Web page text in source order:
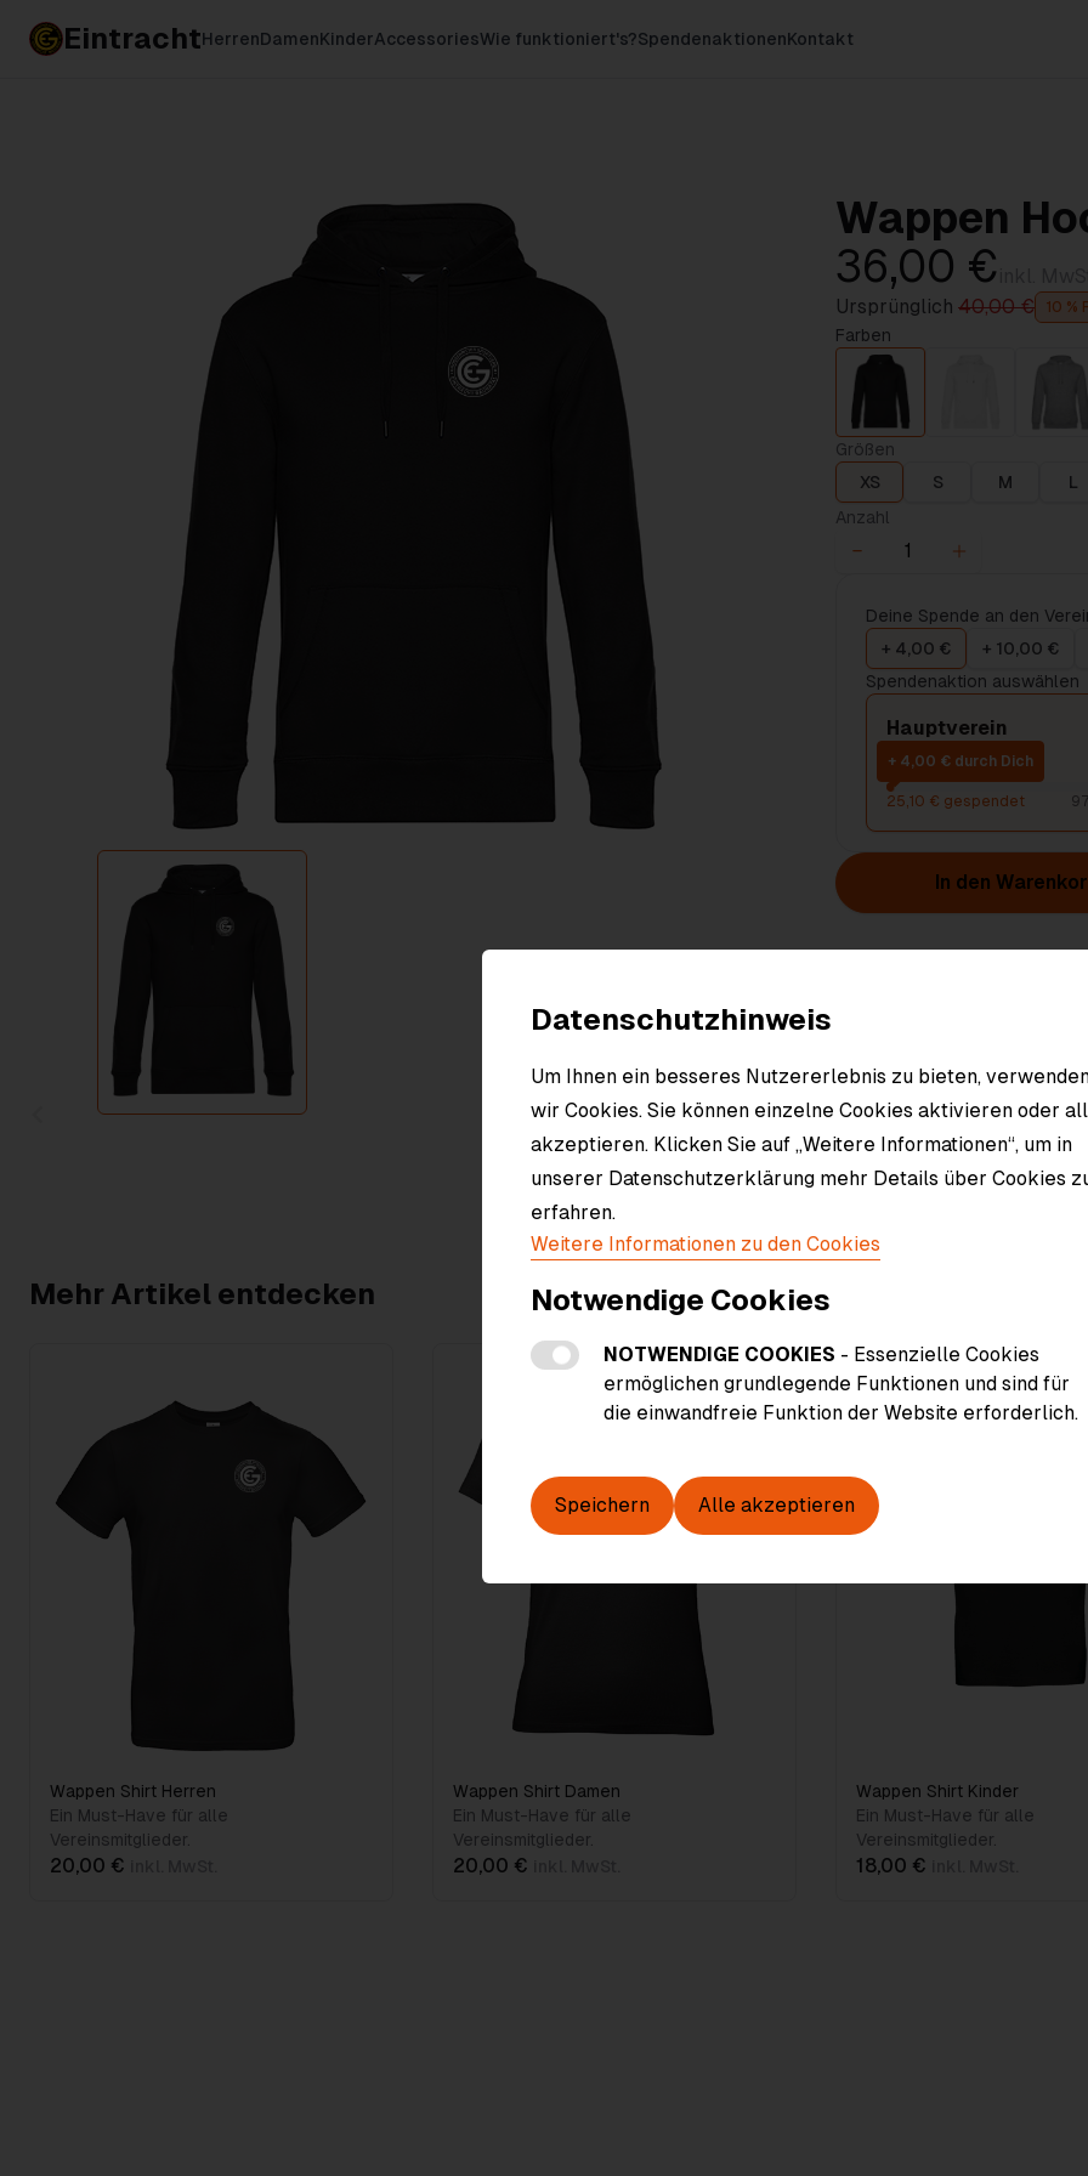
Datenschutzhinweis
Um Ihnen ein besseres Nutzererlebnis zu bieten,
wir Cookies. Sie können einzelne Cookies aktivieren oder
akzeptieren. Klicken Sie auf „Weitere Informationen“, um in
unserer Datenschutzerklärung mehr Details über Cookies
erfahren.
Weitere Informationen zu den Cookies
Notwendige Cookies
NOTWENDIGE COOKIES - Essenzielle Cookies
ermöglichen grundlegende Funktionen und sind für
die einwandfreie Funktion der Website erforderlich.
Speichern Alle akzeptieren
EintrachtHerrenDamenKinderAccessoriesWie funktioniert's?SpendenaktionenKontakt
Wappen
36,00 €
Ursprünglich 40,00 € 10 %
Farben
Größen
XS
S M
L
Anzahl
Deine Spende an den
+ 4,00 €
+ 10,00 €
Spendenaktion auswählen
Hauptverein
+ 4,00 € durch Dich
25,10 € gespendet
In den
Material
Mehr Artikel entdecken
Wappen Shirt Herren
Ein Must-Have für alle
Vereinsmitglieder.
20,00 €
Wappen Shirt Damen
Ein Must-Have für alle
Vereinsmitglieder.
20,00 €
Wappen Shirt Kinder
Ein Must-Have für alle
Vereinsmitglieder.
18,00 €